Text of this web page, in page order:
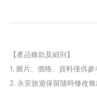
【產品條款及細則】
1. 圖片、價格、資料僅供參
2. 永安旅遊保留隨時修改